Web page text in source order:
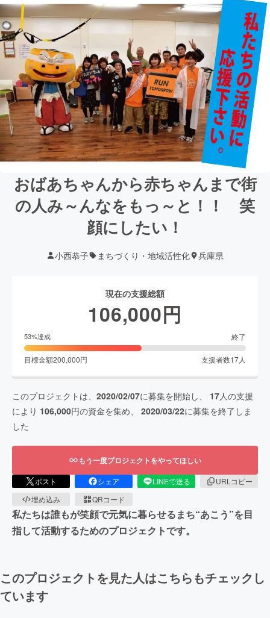
おばあちゃんから赤ちゃんまで街
の人み～んなをもっ～と！！ 笑
顔にしたい！
小西恭子 まちづくり・地域活性化 兵庫県
現在の支援総額
106,000円
53%達成 終了
目標金額200,000円 支援者数17人
このプロジェクトは、 2020/02/07に募集を開始し、 17人の支援
により 106,000円の資金を集め、 2020/03/22に募集を終了しま
した
もう一度プロジェクトをやってほしい
ポスト シェア LINEで送る
URLコピー
埋め込み
QRコード
私たちは誰もが笑顔で元気に暮らせるまち“あこう”を目
指して活動するためのプロジェクトです。
このプロジェクトを見た人はこちらもチェックし
ています